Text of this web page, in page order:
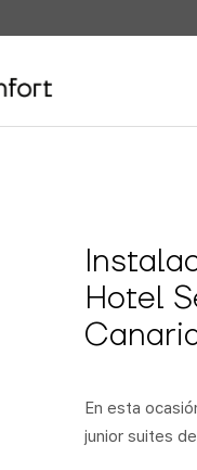
Hotel
En esta
junior suites